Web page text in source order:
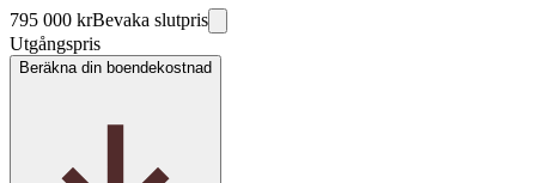
795 000 krBevaka slutpris
Utgångspris
Beräkna din boendekostnad